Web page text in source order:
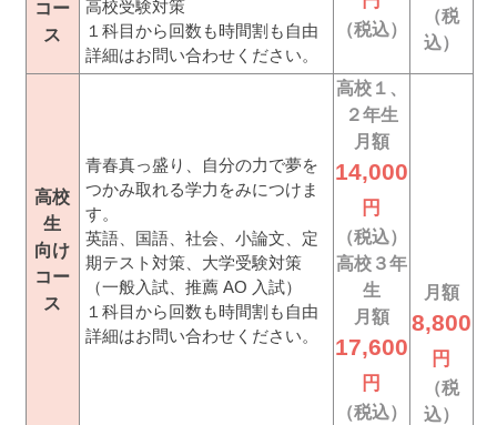
コー
ス
高校受験対策
１科目から回数も時間割も自由
詳細はお問い合わせください。
（税込）
（税
込）
高校
生
向け
コー
ス
青春真っ盛り、自分の力で夢を
つかみ取れる学力をみにつけま
す。
英語、国語、社会、小論文、定
期テスト対策、大学受験対策
（一般入試、推薦 AO 入試）
１科目から回数も時間割も自由
詳細はお問い合わせください。
高校１、
２年生
月額
14,000
円
（税込）
高校３年
生
月額
17,600
円
（税込）
月額
8,800
円
（税
込）